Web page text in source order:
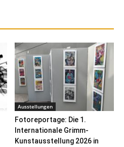
Ausstellungen
Fotoreportage: Die 1.
Internationale Grimm-
Kunstausstellung 2026 in